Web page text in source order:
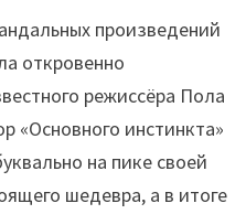
произведений
откровенно
режиссёра Пола
«Основного инстинкта»
на пике своей
шедевра, а в итоге